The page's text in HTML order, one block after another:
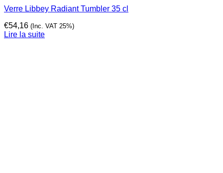
Verre Libbey Radiant Tumbler 35 cl
€54,16 (Inc. VAT 25%)
Lire la suite